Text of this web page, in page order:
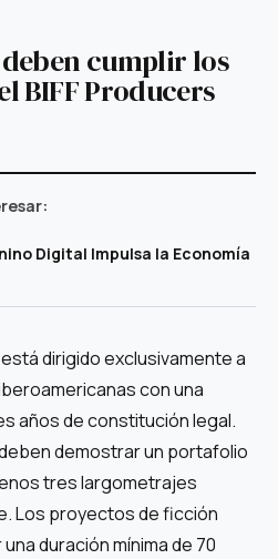
cumplir los
BIFF Producers
Digital Impulsa la Economía
está dirigido exclusivamente a
con una
años de constitución legal.
demostrar un portafolio
tres largometrajes
Los proyectos de ficción
duración mínima de 70